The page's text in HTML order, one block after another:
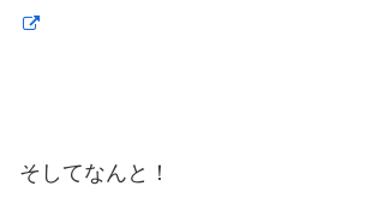
そしてなんと！